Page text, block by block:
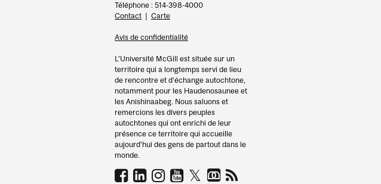
Téléphone : 514-398-4000
Contact | Carte
Avis de confidentialité
L’Université McGill est située sur un
territoire qui a longtemps servi de lieu
de rencontre et d’échange autochtone,
notamment pour les Haudenosaunee et
les Anishinaabeg. Nous saluons et
remercions les divers peuples
autochtones qui ont enrichi de leur
présence ce territoire qui accueille
aujourd’hui des gens de partout dans le
monde.